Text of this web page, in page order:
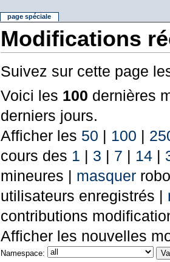
Modifications
Suivez sur cette page
Voici les 100 dernières
derniers jours.
Afficher les 50 | 100 |
cours des 1 | 3 | 7 | 14|
mineures | masquer
utilisateurs enregistrés |
contributions
Afficher les nouvelles
Namespace:
page spéciale